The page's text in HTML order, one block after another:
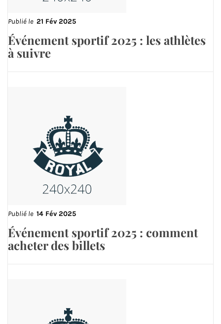
Publié le 21 Fév 2025
Événement sportif 2025 : les athlètes
à suivre
Publié le 14 Fév 2025
Événement sportif 2025 : comment
acheter des billets